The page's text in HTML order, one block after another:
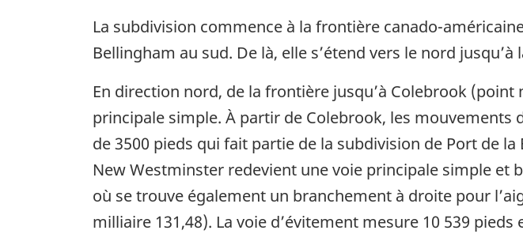
La subdivision commence à la frontière canado-
Bellingham au sud. De là, elle s’étend vers le nord
En direction nord, de la frontière jusqu’à Colebrook
principale simple. À partir de Colebrook, les
de 3500 pieds qui fait partie de la subdivision de Port de
New Westminster redevient une voie principale simple et
où se trouve également un branchement à droite pour
milliaire 131,48). La voie d’évitement mesure 10 539